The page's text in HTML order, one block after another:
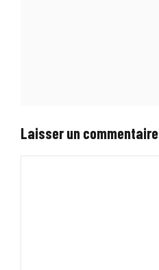
Laisser un commentaire